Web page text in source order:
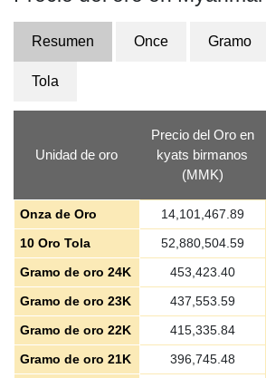
Resumen Once Gramo
Tola
Unidad de oro
Precio del Oro en
kyats birmanos
(MMK)
Onza de Oro 14,101,467.89
10 Oro Tola
52,880,504.59
Gramo de oro 24K
453,423.40
Gramo de oro 23K
437,553.59
Gramo de oro 22K
415,335.84
Gramo de oro 21K
396,745.48